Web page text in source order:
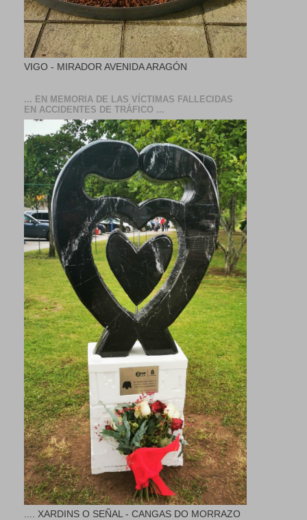
VIGO - MIRADOR AVENIDA ARAGÓN
... EN MEMORIA DE LAS VÍCTIMAS FALLECIDAS
EN ACCIDENTES DE TRÁFICO ...
.... XARDINS O SEÑAL - CANGAS DO MORRAZO